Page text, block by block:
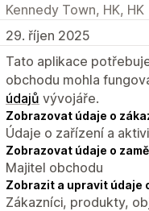
Kennedy Town, HK, HK
29. říjen 2025
Tato aplikace
obchodu mohla
údajů vývojáře.
Zobrazovat údaje o
Údaje o zařízení a
Zobrazovat údaje o
Majitel obchodu
Zobrazit a upravit údaje
Zákazníci, produkty,